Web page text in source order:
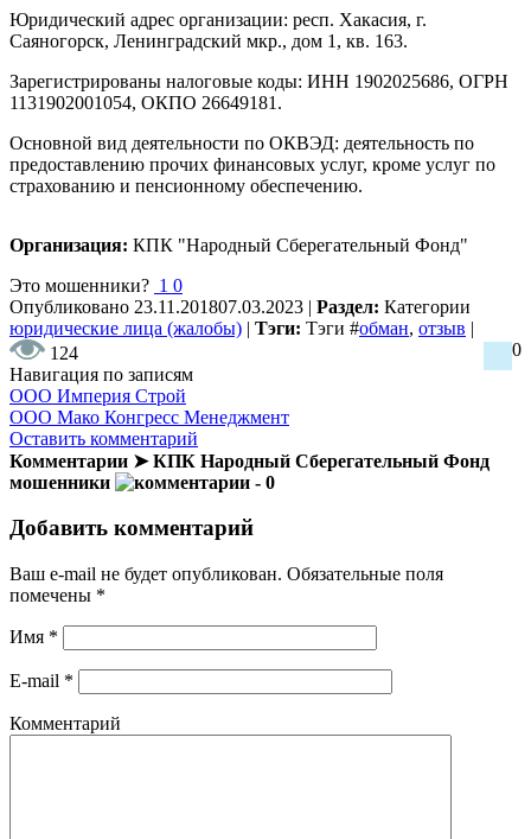
Юридический адрес организации: респ. Хакасия, г.
Саяногорск, Ленинградский мкр., дом 1, кв. 163.
Зарегистрированы налоговые коды: ИНН 1902025686, ОГРН
1131902001054, ОКПО 26649181.
Основной вид деятельности по ОКВЭД: деятельность по
предоставлению прочих финансовых услуг, кроме услуг по
страхованию и пенсионному обеспечению.
Организация: КПК "Народный Сберегательный Фонд"
Это мошенники? 1 0
Опубликовано 23.11.201807.03.2023 | Раздел: Категории
юридические лица (жалобы) | Тэги: Тэги #обман, отзыв |
124
0
Навигация по записям
ООО Империя Строй
ООО Мако Конгресс Менеджмент
Оставить комментарий
Комментарии ➤ КПК Народный Сберегательный Фонд
мошенники
- 0
Добавить комментарий
Ваш e-mail не будет опубликован. Обязательные поля
помечены *
Имя *
E-mail *
Комментарий